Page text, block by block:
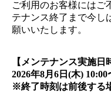
ご利用のお客様にはご
テナンス終了まで今し
願いいたします。
【メンテナンス実施日
2026年8月6日(木)
※終了時刻は前後する